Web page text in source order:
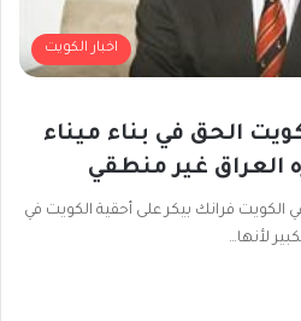
اخبار الكويت
الحق في بناء ميناء
العراق غير منطقي
الكويت فرانك بيكر على أحقية الكويت في
لأنها…